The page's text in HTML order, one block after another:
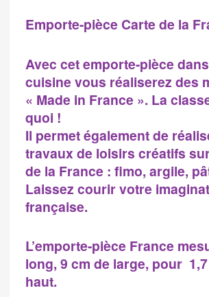
Emporte-pièce Carte de la
Avec cet emporte-pièce
cuisine vous réaliserez des
« Made in France ». La
quoi !
Il permet également de
travaux de loisirs créatifs
de la France : fimo, argile,
Laissez courir votre
française.
L’emporte-pièce France
long, 9 cm de large, pour
haut.